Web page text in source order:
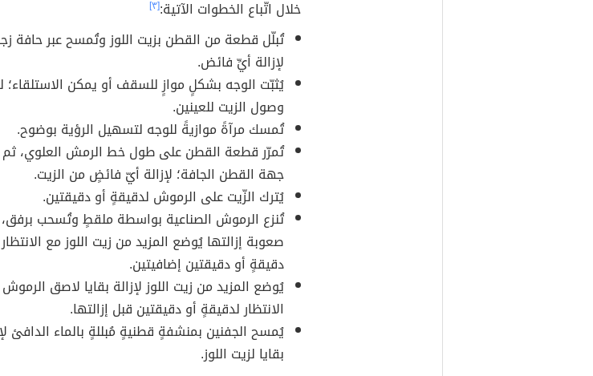
خلال اتّباع الخطوات الآتية:[٣]
تُبلّل قطعة من القطن بزيت اللوز وتُمسح عبر حافة
لإزالة أيِّ فائض.
يُثبّت الوجه بشكلٍ موازٍ للسقف أو يمكن الاستلقاء؛
وصول الزيت للعينين.
تُمسك مرآةً موازيةً للوجه لتسهيل الرؤية بوضوح.
تُمرّر قطعة القطن على طول خط الرمش العلوي،
جهة القطن الجافة؛ لإزالة أيّ فائضٍ من الزيت.
يُترك الزّيت على الرموش لدقيقةٍ أو دقيقتين.
تُنزع الرموش الصناعية بواسطة ملقطٍ وتُسحب
صعوبة إزالتها يُوضع المزيد من زيت اللوز مع
دقيقةٍ أو دقيقتين إضافيتين.
يُوضع المزيد من زيت اللوز لإزالة بقايا لاصق
الانتظار لدقيقةٍ أو دقيقتين قبل إزالتها.
يُمسح الجفنين بمنشفةٍ قطنيةٍ مُبللةٍ بالماء الدافئ
بقايا لزيت اللوز.